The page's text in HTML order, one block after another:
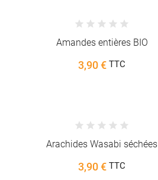
Amandes entières BIO
3,90 € TTC
Arachides Wasabi séchées
3,90 € TTC